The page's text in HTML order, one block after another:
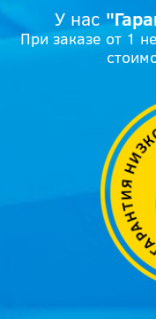
У нас
При заказе от 1